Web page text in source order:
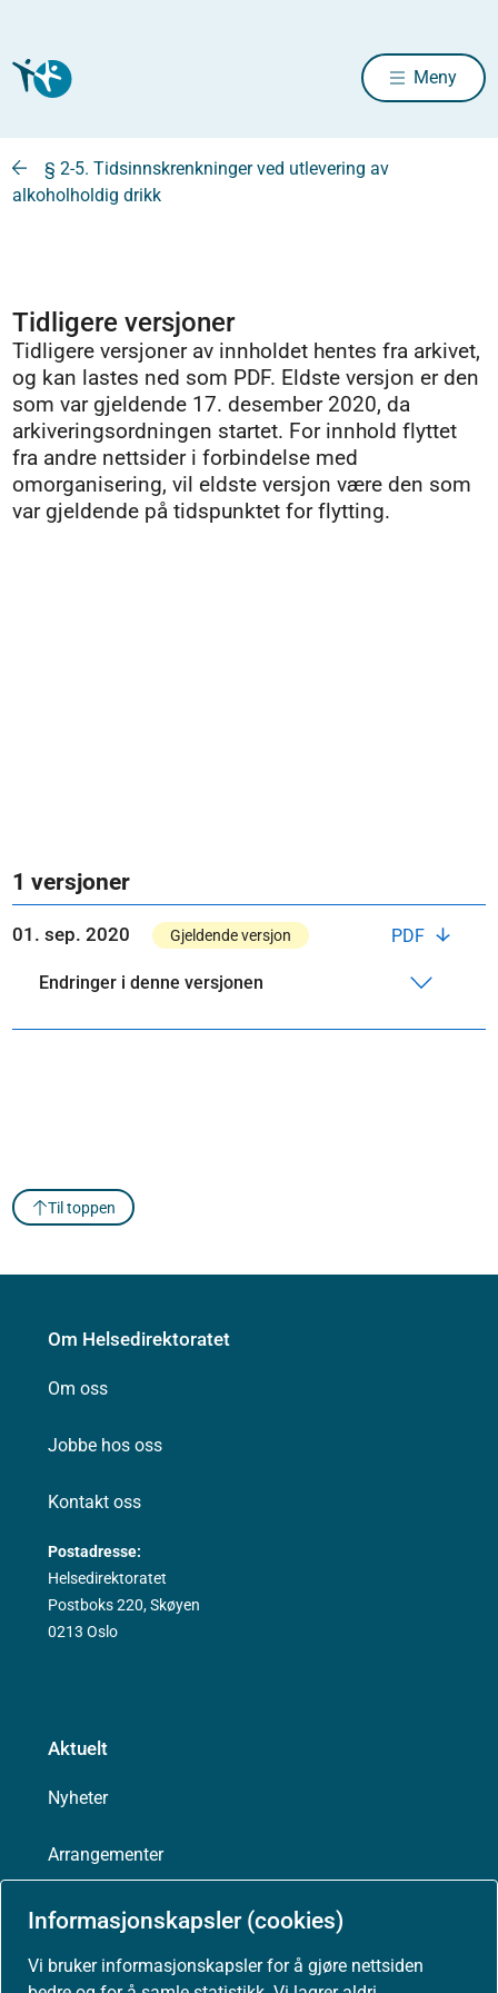
Informasjonskapsler (cookies)
Vi bruker informasjonskapsler for å gjøre nettsiden
Meny
§ 2-5. Tidsinnskrenkninger ved utlevering av
alkoholholdig drikk
Tidligere versjoner
Tidligere versjoner av innholdet hentes fra arkivet,
og kan lastes ned som PDF. Eldste versjon er den
som var gjeldende 17. desember 2020, da
arkiveringsordningen startet. For innhold flyttet
fra andre nettsider i forbindelse med
omorganisering, vil eldste versjon være den som
var gjeldende på tidspunktet for flytting.
1 versjoner
PDF
01. sep. 2020 Gjeldende versjon
Endringer i denne versjonen
Til toppen
Om Helsedirektoratet
Om oss
Jobbe hos oss
Kontakt oss
Postadresse:
Helsedirektoratet
Postboks 220, Skøyen
0213 Oslo
Aktuelt
Nyheter
Arrangementer
Høringer
Presse